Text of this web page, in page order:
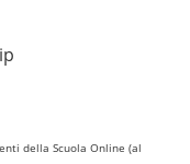
della Scuola Online (al